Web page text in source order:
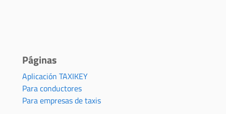
Páginas
Aplicación TAXIKEY
Para conductores
Para empresas de taxis